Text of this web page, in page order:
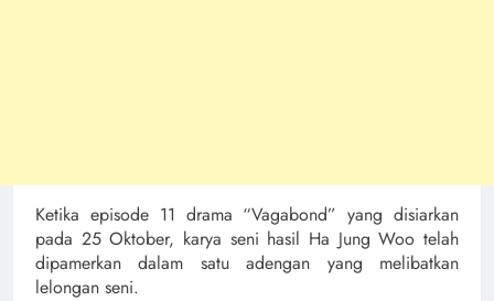
Ketika episode 11 drama “Vagabond” yang disiarkan
pada 25 Oktober, karya seni hasil Ha Jung Woo telah
dipamerkan dalam satu adengan yang melibatkan
lelongan seni.